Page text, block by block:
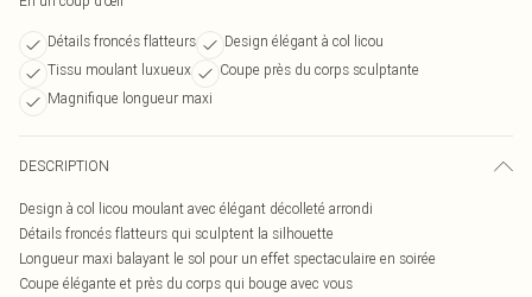
Détails froncés flatteurs
Design élégant à col licou
Tissu moulant luxueux
Coupe près du corps sculptante
Magnifique longueur maxi
DESCRIPTION
Design à col licou moulant avec élégant décolleté arrondi
Détails froncés flatteurs qui sculptent la silhouette
Longueur maxi balayant le sol pour un effet spectaculaire en soirée
Coupe élégante et près du corps qui bouge avec vous